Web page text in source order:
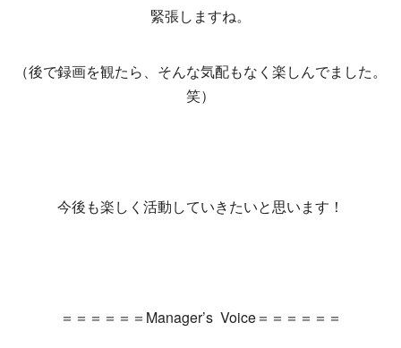
緊張しますね。
（後で録画を観たら、そんな気配もなく楽しんでました。
笑）
今後も楽しく活動していきたいと思います！
＝＝＝＝＝＝Manager’s Voice＝＝＝＝＝＝